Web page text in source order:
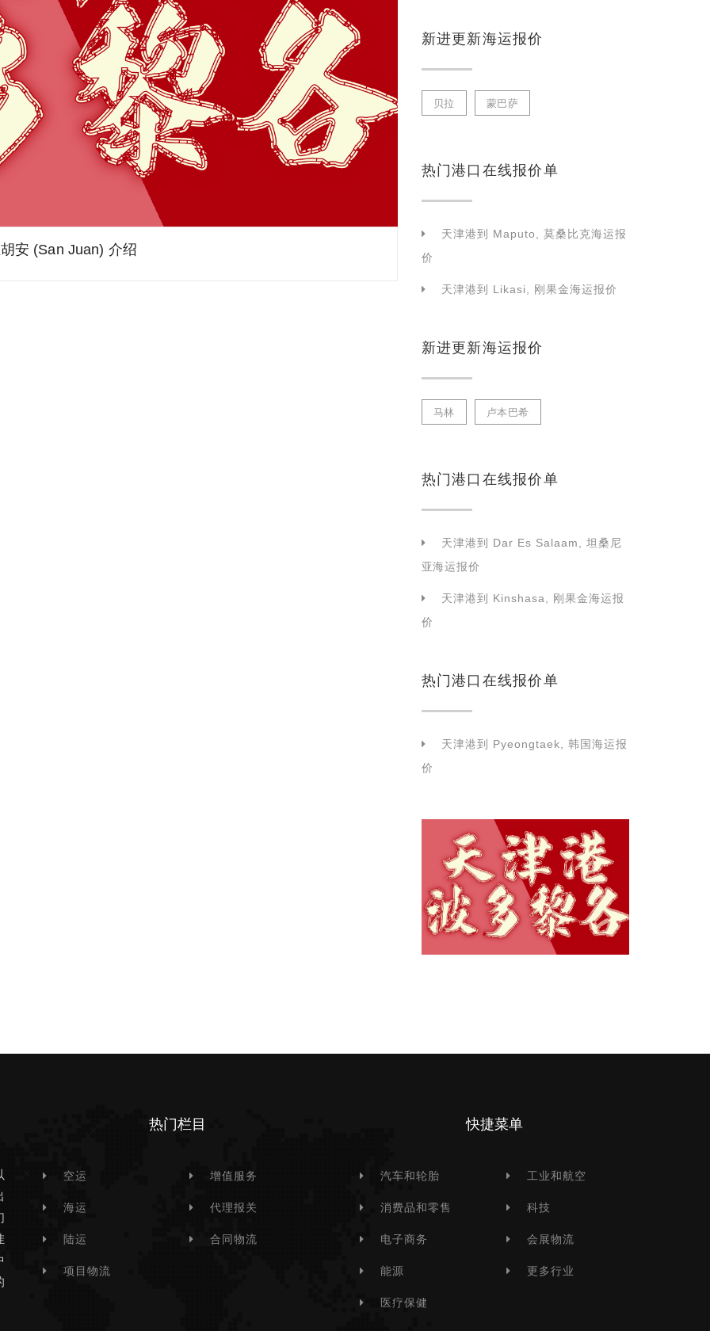
安 (San Juan) 介绍
新进更新海运报价
贝拉 蒙巴萨
热门港口在线报价单
天津港到 Maputo, 莫桑比克海运报
价
天津港到 Likasi, 刚果金海运报价
新进更新海运报价
马林 卢本巴希
热门港口在线报价单
天津港到 Dar Es Salaam, 坦桑尼
亚海运报价
天津港到 Kinshasa, 刚果金海运报
价
热门港口在线报价单
天津港到 Pyeongtaek, 韩国海运报
价
热门栏目
空运
海运
陆运
项目物流
增值服务
代理报关
合同物流
快捷菜单
汽车和轮胎
消费品和零售
电子商务
能源
医疗保健
工业和航空
科技
会展物流
更多行业